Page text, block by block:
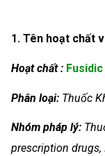
1. Tên hoạt chất
Hoạt chất :
Phân loại: Thuốc
Nhóm pháp lý:
prescription